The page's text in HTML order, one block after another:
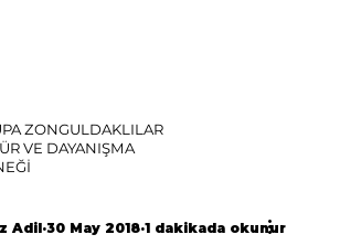
ZONGULDAKLILAR
VE DAYANIŞMA
Adil 30 May 2018 1 dakikada okunur